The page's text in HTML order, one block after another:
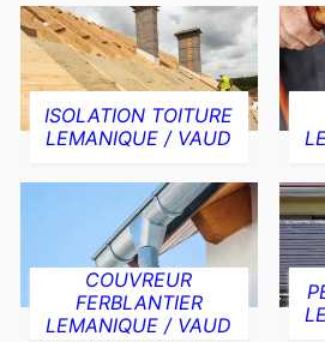
ISOLATION TOITURE
LEMANIQUE / VAUD
COUVREUR
FERBLANTIER
LEMANIQUE / VAUD